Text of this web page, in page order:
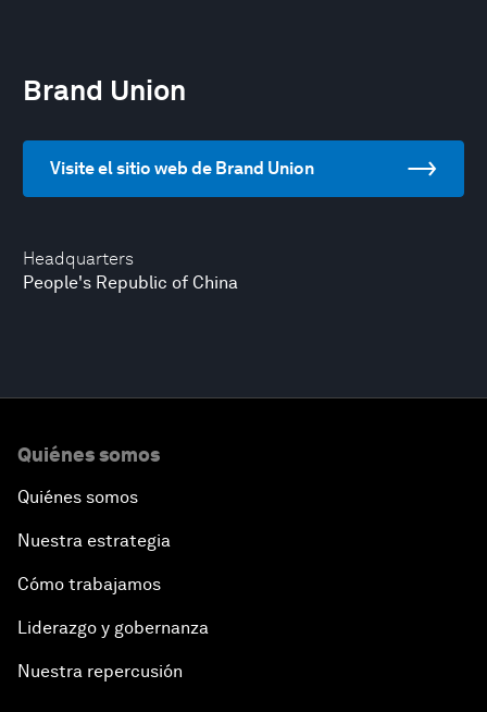
Headquarters
People's Republic of China
Brand Union
Visite el sitio web de Brand Union
Quiénes somos
Quiénes somos
Nuestra estrategia
Cómo trabajamos
Liderazgo y gobernanza
Nuestra repercusión